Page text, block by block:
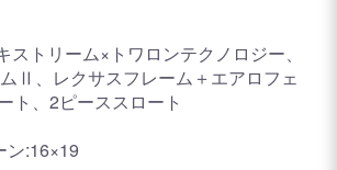
ストリーム×トワロンテクノロジー、
Ⅱ、レクサスフレーム＋エアロフェ
ト、2ピーススロート
ン:16×19